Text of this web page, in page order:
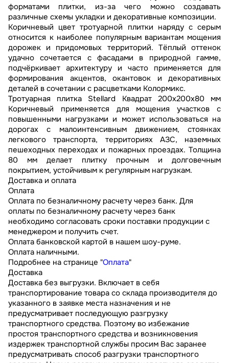
форматами плитки, из-за чего можно создавать
различные схемы укладки и декоративные композиции.
Коричневый цвет тротуарной плитки наряду с серым
относится к наиболее популярным вариантам мощения
дорожек и придомовых территорий. Тёплый оттенок
удачно сочетается с фасадами в природной гамме,
подчёркивает архитектуру и часто применяется для
формирования акцентов, окантовок и декоративных
деталей в сочетании с расцветками Колормикс.
Тротуарная плитка Stellard Квадрат 200x200x80 мм
Коричневый применяется для мощения участков с
повышенными нагрузками и может использоваться на
дорогах с малоинтенсивным движением, стоянках
легкового транспорта, территориях АЗС, наземных
пешеходных переходах и пожарных проездах. Толщина
80 мм делает плитку прочным и долговечным
покрытием, устойчивым к регулярным нагрузкам.
Доставка и оплата
Оплата
Оплата по безналичному расчету через банк. Для
оплаты по безналичному расчету через банк
необходимо согласовать сроки поставки продукции с
менеджером и получить счет.
Оплата банковской картой в нашем шоу-руме.
Оплата наличными.
Подробнее на странице "Оплата"
Доставка
Доставка без выгрузки. Включает в себя
транспортирование товара со склада производителя до
указанного в заявке места назначения и не
предусматривает последующую разгрузку
транспортного средства. Поэтому во избежание
простоя транспортного средства и возникновения
издержек транспортной службы просим Вас заранее
предусматривать способ разгрузки транспортного